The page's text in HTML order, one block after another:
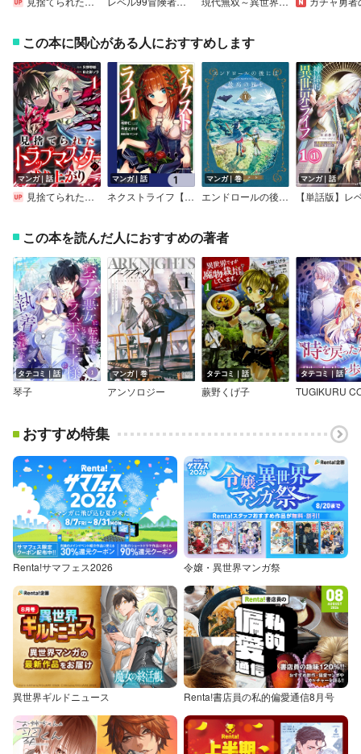
この本に関心がある人におすすめします
マンガ｜話
見捨てられたトラップマスターの成り上がり【単話版】
マンガ｜話
ネクストライフ【分冊版】
マンガ｜巻
エンドロールの後には最高の旅を【デジタル版限定特典付き】
マンガ｜話
この本を読んだ人におすすめの著者
タテコミ｜話
琴子
マンガ｜巻
アンソロジー
タテコミ｜話
蕨野くげ子
タテコミ｜話
おすすめ特集
Renta!サマフェス2026 令嬢・異世界マンガ祭
異世界ギルドニュース Renta!書店員の私的偏愛通信8月号